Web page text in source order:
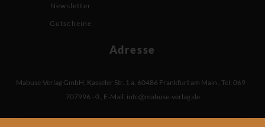
Newsletter
Gutscheine
Adresse
Mabuse-Verlag GmbH Kasseler Str. 1 a 60486 Frankfurt am Main Tel: 069 -
707996 - 0 E-Mail: info@mabuse-verlag.de